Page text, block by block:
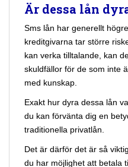
Är dessa lån
Sms lån har generellt
kreditgivarna tar större
kan verka tilltalande, kan
skuldfällor för de som inte
med kunskap.
Exakt hur dyra dessa lån
du kan förvänta dig en
traditionella privatlån.
Det är därför det är så
du har möjlighet att betala